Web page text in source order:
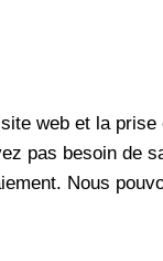
web et la
pas besoin
Nous